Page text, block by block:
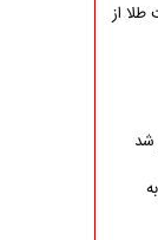
مرداد ۱۴۰۵ | قیمت طلا از
شد